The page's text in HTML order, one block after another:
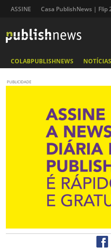
ASSINE Casa PublishNews | Flip
COLABPUBLISHNEWS NOTÍCIAS
PUBLICIDADE